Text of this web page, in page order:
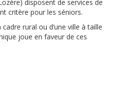
disposent de services de
critère pour les séniors.
rural ou d’une ville à taille
joue en faveur de ces